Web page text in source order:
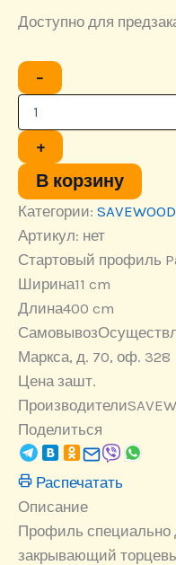
Доступно для
−
Количество
товара
Padus
+
В корзину
Категории: SAVEWOOD
Артикул: нет
Стартовый профиль
Ширина11 cm
Длина400 cm
Самовывоз
Маркса, д. 70, оф. 328
Цена зашт.
Производители
Поделиться
Распечатать
Описание
Профиль специально
закрывающий